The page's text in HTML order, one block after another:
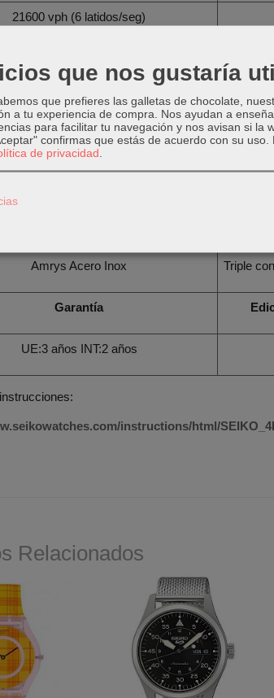
21600 vph (6 latidos/seg)
13,40 mm
Material del cristal
Amrys Acero Inox Triple
Garantía
UE:3 años INT:2 años
instructions/html/
Relacionados
que nos gustaría
que prefieres las galletas de chocolate,
a tu experiencia de compra. Nos ayudan a
para facilitar tu navegación y nos avisan si la
confirmas que estás de acuerdo con su uso.
de privacidad